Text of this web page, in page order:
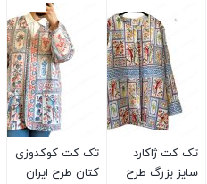
تک کت ژاکارد
سایز بزرگ طرح
تک کت کوکدوزی
کتان طرح ایران